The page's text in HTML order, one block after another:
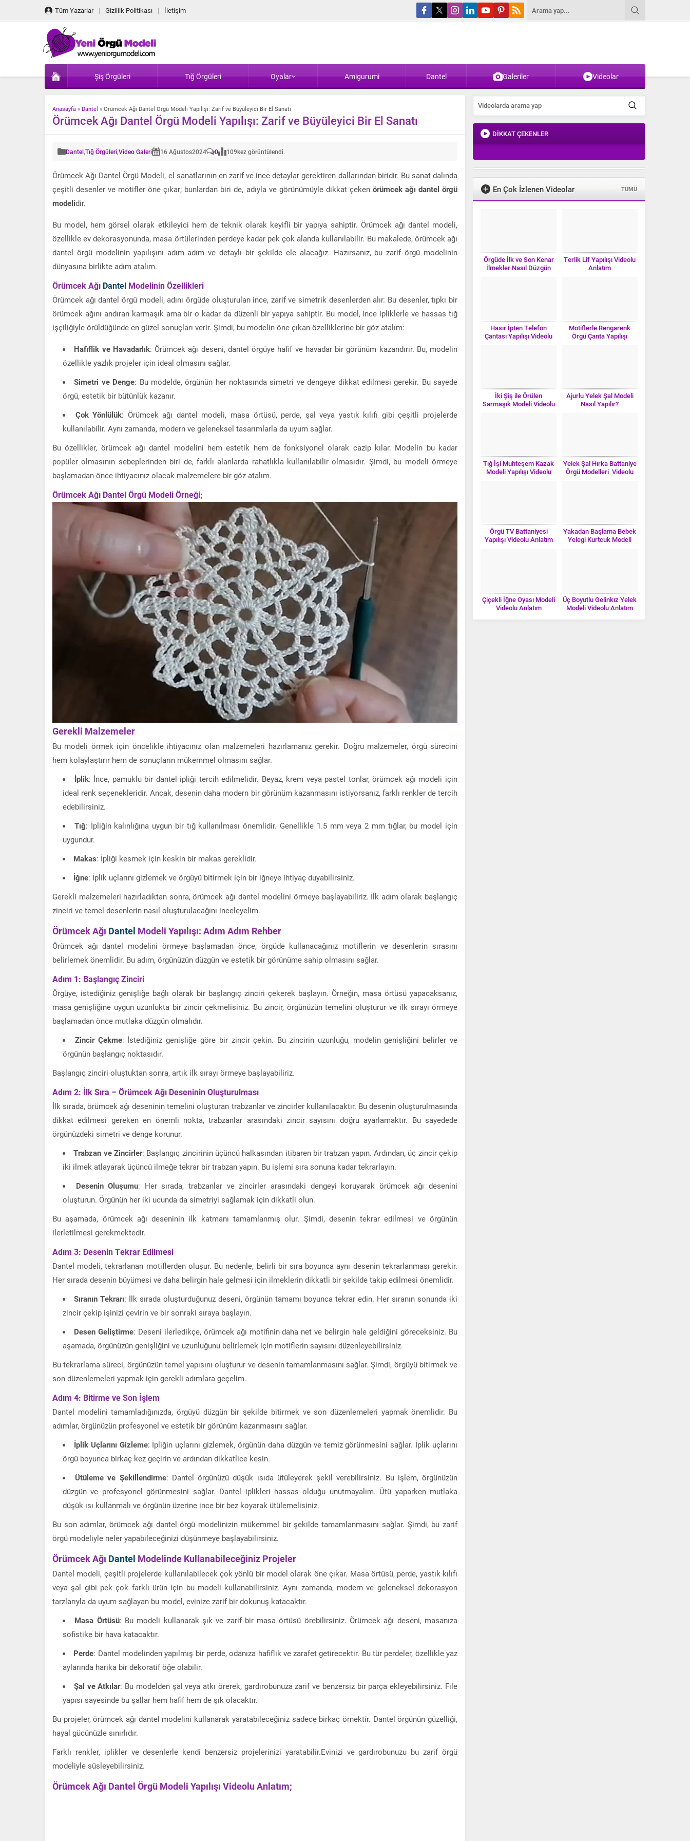
Tüm Yazarlar Gizlilik Politikası İletişim
Şiş Örgüleri Tığ Örgüleri Oyalar Amigurumi Dantel Galeriler Videolar
Anasayfa » Dantel » Örümcek Ağı Dantel Örgü Modeli Yapılışı: Zarif ve Büyüleyici Bir El Sanatı
Örümcek Ağı Dantel Örgü Modeli Yapılışı: Zarif ve Büyüleyici Bir El Sanatı
Dantel,Tığ Örgüleri,Video Galeri 16 Ağustos2024 0 109kez görüntülendi.
Örümcek Ağı Dantel Örgü Modeli, el sanatlarının en zarif ve ince detaylar gerektiren dallarından biridir. Bu sanat dalında
çeşitli desenler ve motifler öne çıkar; bunlardan biri de, adıyla ve görünümüyle dikkat çeken örümcek ağı dantel örgü
modelidir.
Bu model, hem görsel olarak etkileyici hem de teknik olarak keyifli bir yapıya sahiptir. Örümcek ağı dantel modeli,
özellikle ev dekorasyonunda, masa örtülerinden perdeye kadar pek çok alanda kullanılabilir. Bu makalede, örümcek ağı
dantel örgü modelinin yapılışını adım adım ve detaylı bir şekilde ele alacağız. Hazırsanız, bu zarif örgü modelinin
dünyasına birlikte adım atalım.
Örümcek Ağı Dantel Modelinin Özellikleri
Örümcek ağı dantel örgü modeli, adını örgüde oluşturulan ince, zarif ve simetrik desenlerden alır. Bu desenler, tıpkı bir
örümcek ağını andıran karmaşık ama bir o kadar da düzenli bir yapıya sahiptir. Bu model, ince ipliklerle ve hassas tığ
işçiliğiyle örüldüğünde en güzel sonuçları verir. Şimdi, bu modelin öne çıkan özelliklerine bir göz atalım:
Hafiflik ve Havadarlık: Örümcek ağı deseni, dantel örgüye hafif ve havadar bir görünüm kazandırır. Bu, modelin
özellikle yazlık projeler için ideal olmasını sağlar.
Simetri ve Denge: Bu modelde, örgünün her noktasında simetri ve dengeye dikkat edilmesi gerekir. Bu sayede
örgü, estetik bir bütünlük kazanır.
Çok Yönlülük: Örümcek ağı dantel modeli, masa örtüsü, perde, şal veya yastık kılıfı gibi çeşitli projelerde
kullanılabilir. Aynı zamanda, modern ve geleneksel tasarımlarla da uyum sağlar.
Bu özellikler, örümcek ağı dantel modelini hem estetik hem de fonksiyonel olarak cazip kılar. Modelin bu kadar
popüler olmasının sebeplerinden biri de, farklı alanlarda rahatlıkla kullanılabilir olmasıdır. Şimdi, bu modeli örmeye
başlamadan önce ihtiyacınız olacak malzemelere bir göz atalım.
Örümcek Ağı Dantel Örgü Modeli Örneği;
Gerekli Malzemeler
Bu modeli örmek için öncelikle ihtiyacınız olan malzemeleri hazırlamanız gerekir. Doğru malzemeler, örgü sürecini
hem kolaylaştırır hem de sonuçların mükemmel olmasını sağlar.
İplik: İnce, pamuklu bir dantel ipliği tercih edilmelidir. Beyaz, krem veya pastel tonlar, örümcek ağı modeli için
ideal renk seçenekleridir. Ancak, desenin daha modern bir görünüm kazanmasını istiyorsanız, farklı renkler de tercih
edebilirsiniz.
Tığ: İpliğin kalınlığına uygun bir tığ kullanılması önemlidir. Genellikle 1.5 mm veya 2 mm tığlar, bu model için
uygundur.
Makas: İpliği kesmek için keskin bir makas gereklidir.
İğne: İplik uçlarını gizlemek ve örgüyü bitirmek için bir iğneye ihtiyaç duyabilirsiniz.
Gerekli malzemeleri hazırladıktan sonra, örümcek ağı dantel modelini örmeye başlayabiliriz. İlk adım olarak başlangıç
zinciri ve temel desenlerin nasıl oluşturulacağını inceleyelim.
Örümcek Ağı Dantel Modeli Yapılışı: Adım Adım Rehber
Örümcek ağı dantel modelini örmeye başlamadan önce, örgüde kullanacağınız motiflerin ve desenlerin sırasını
belirlemek önemlidir. Bu adım, örgünüzün düzgün ve estetik bir görünüme sahip olmasını sağlar.
Adım 1: Başlangıç Zinciri
Örgüye, istediğiniz genişliğe bağlı olarak bir başlangıç zinciri çekerek başlayın. Örneğin, masa örtüsü yapacaksanız,
masa genişliğine uygun uzunlukta bir zincir çekmelisiniz. Bu zincir, örgünüzün temelini oluşturur ve ilk sırayı örmeye
başlamadan önce mutlaka düzgün olmalıdır.
Zincir Çekme: İstediğiniz genişliğe göre bir zincir çekin. Bu zincirin uzunluğu, modelin genişliğini belirler ve
örgünün başlangıç noktasıdır.
Başlangıç zinciri oluştuktan sonra, artık ilk sırayı örmeye başlayabiliriz.
Adım 2: İlk Sıra – Örümcek Ağı Deseninin Oluşturulması
İlk sırada, örümcek ağı deseninin temelini oluşturan trabzanlar ve zincirler kullanılacaktır. Bu desenin oluşturulmasında
dikkat edilmesi gereken en önemli nokta, trabzanlar arasındaki zincir sayısını doğru ayarlamaktır. Bu sayedede
örgünüzdeki simetri ve denge korunur.
Trabzan ve Zincirler: Başlangıç zincirinin üçüncü halkasından itibaren bir trabzan yapın. Ardından, üç zincir çekip
iki ilmek atlayarak üçüncü ilmeğe tekrar bir trabzan yapın. Bu işlemi sıra sonuna kadar tekrarlayın.
Desenin Oluşumu: Her sırada, trabzanlar ve zincirler arasındaki dengeyi koruyarak örümcek ağı desenini
oluşturun. Örgünün her iki ucunda da simetriyi sağlamak için dikkatli olun.
Bu aşamada, örümcek ağı deseninin ilk katmanı tamamlanmış olur. Şimdi, desenin tekrar edilmesi ve örgünün
ilerletilmesi gerekmektedir.
Adım 3: Desenin Tekrar Edilmesi
Dantel modeli, tekrarlanan motiflerden oluşur. Bu nedenle, belirli bir sıra boyunca aynı desenin tekrarlanması gerekir.
Her sırada desenin büyümesi ve daha belirgin hale gelmesi için ilmeklerin dikkatli bir şekilde takip edilmesi önemlidir.
Sıranın Tekrarı: İlk sırada oluşturduğunuz deseni, örgünün tamamı boyunca tekrar edin. Her sıranın sonunda iki
zincir çekip işinizi çevirin ve bir sonraki sıraya başlayın.
Desen Geliştirme: Deseni ilerledikçe, örümcek ağı motifinin daha net ve belirgin hale geldiğini göreceksiniz. Bu
aşamada, örgünüzün genişliğini ve uzunluğunu belirlemek için motiflerin sayısını düzenleyebilirsiniz.
Bu tekrarlama süreci, örgünüzün temel yapısını oluşturur ve desenin tamamlanmasını sağlar. Şimdi, örgüyü bitirmek ve
son düzenlemeleri yapmak için gerekli adımlara geçelim.
Adım 4: Bitirme ve Son İşlem
Dantel modelini tamamladığınızda, örgüyü düzgün bir şekilde bitirmek ve son düzenlemeleri yapmak önemlidir. Bu
adımlar, örgünüzün profesyonel ve estetik bir görünüm kazanmasını sağlar.
İplik Uçlarını Gizleme: İpliğin uçlarını gizlemek, örgünün daha düzgün ve temiz görünmesini sağlar. İplik uçlarını
örgü boyunca birkaç kez geçirin ve ardından dikkatlice kesin.
Ütüleme ve Şekillendirme: Dantel örgünüzü düşük ısıda ütüleyerek şekil verebilirsiniz. Bu işlem, örgünüzün
düzgün ve profesyonel görünmesini sağlar. Dantel iplikleri hassas olduğu unutmayalım. Ütü yaparken mutlaka
düşük ısı kullanmalı ve örgünün üzerine ince bir bez koyarak ütülemelisiniz.
Bu son adımlar, örümcek ağı dantel örgü modelinizin mükemmel bir şekilde tamamlanmasını sağlar. Şimdi, bu zarif
örgü modeliyle neler yapabileceğinizi düşünmeye başlayabilirsiniz.
Örümcek Ağı Dantel Modelinde Kullanabileceğiniz Projeler
Dantel modeli, çeşitli projelerde kullanılabilecek çok yönlü bir model olarak öne çıkar. Masa örtüsü, perde, yastık kılıfı
veya şal gibi pek çok farklı ürün için bu modeli kullanabilirsiniz. Aynı zamanda, modern ve geleneksel dekorasyon
tarzlarıyla da uyum sağlayan bu model, evinize zarif bir dokunuş katacaktır.
Masa Örtüsü: Bu modeli kullanarak şık ve zarif bir masa örtüsü örebilirsiniz. Örümcek ağı deseni, masanıza
sofistike bir hava katacaktır.
Perde: Dantel modelinden yapılmış bir perde, odanıza hafiflik ve zarafet getirecektir. Bu tür perdeler, özellikle yaz
aylarında harika bir dekoratif öğe olabilir.
Şal ve Atkılar: Bu modelden şal veya atkı örerek, gardırobunuza zarif ve benzersiz bir parça ekleyebilirsiniz. File
yapısı sayesinde bu şallar hem hafif hem de şık olacaktır.
Bu projeler, örümcek ağı dantel modelini kullanarak yaratabileceğiniz sadece birkaç örnektir. Dantel örgünün güzelliği,
hayal gücünüzle sınırlıdır.
Farklı renkler, iplikler ve desenlerle kendi benzersiz projelerinizi yaratabilir.Evinizi ve gardırobunuzu bu zarif örgü
modeliyle süsleyebilirsiniz.
Örümcek Ağı Dantel Örgü Modeli Yapılışı Videolu Anlatım;
DİKKAT ÇEKENLER
En Çok İzlenen Videolar TÜMÜ
Örgüde İlk ve Son Kenar
İlmekler Nasıl Düzgün
Terlik Lif Yapılışı Videolu
Anlatım
Hasır İpten Telefon
Çantası Yapılışı Videolu
Motiflerle Rengarenk
Örgü Çanta Yapılışı
İki Şiş ile Örülen
Sarmaşık Modeli Videolu
Ajurlu Yelek Şal Modeli
Nasıl Yapılır?
Tığ İşi Muhteşem Kazak
Modeli Yapılışı Videolu
Yelek Şal Hırka Battaniye
Örgü Modelleri Videolu
Örgü TV Battaniyesi
Yapılışı Videolu Anlatım
Yakadan Başlama Bebek
Yelegi Kurtcuk Modeli
Çiçekli İğne Oyası Modeli
Videolu Anlatım
Üç Boyutlu Gelinkız Yelek
Modeli Videolu Anlatım